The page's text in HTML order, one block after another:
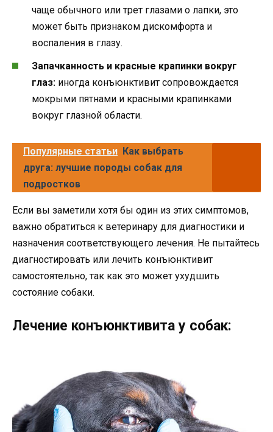
чаще обычного или трет глазами о лапки, это
может быть признаком дискомфорта и
воспаления в глазу.
Запачканность и красные крапинки вокруг
глаз: иногда конъюнктивит сопровождается
мокрыми пятнами и красными крапинками
вокруг глазной области.
Популярные статьи Как выбрать
друга: лучшие породы собак для
подростков
Если вы заметили хотя бы один из этих симптомов,
важно обратиться к ветеринару для диагностики и
назначения соответствующего лечения. Не пытайтесь
диагностировать или лечить конъюнктивит
самостоятельно, так как это может ухудшить
состояние собаки.
Лечение конъюнктивита у собак: